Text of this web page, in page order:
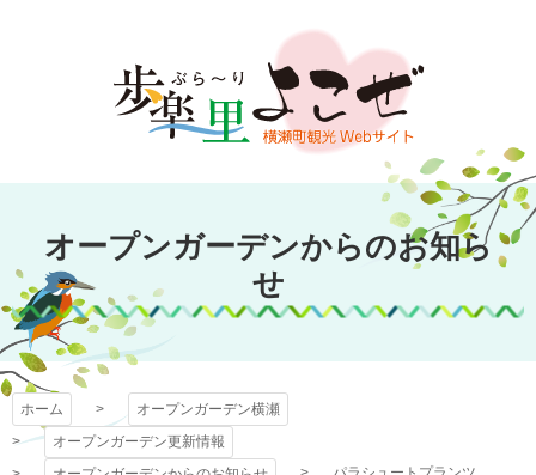
文
キ
プ
オープンガーデン
横瀬
オープンガーデンからのお知ら
せ
ホーム
オープンガーデン横瀬
オープンガーデン更新情報